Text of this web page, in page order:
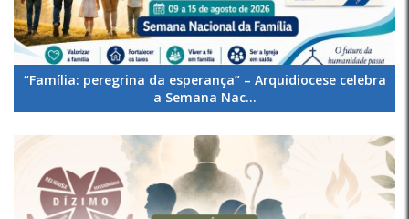
“Família: peregrina da esperança” – Arquidiocese celebra
a Semana Nac...